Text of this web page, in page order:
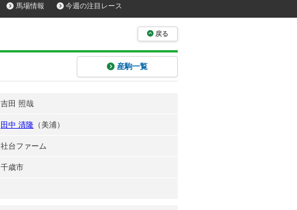
馬場情報 今週の注目レース
戻る
産駒一覧
吉田 照哉
田中 清隆 （美浦）
社台ファーム
千歳市